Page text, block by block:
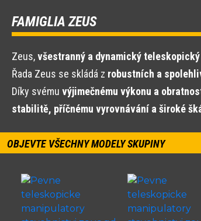
FAMIGLIA ZEUS
Zeus,všestranný a dynamický
Řada Zeus se skládá z robustních a
Díky svému výjimečnému výkonu a
stabilitě, příčnému vyrovnávání a široké
OBJEVTE VŠECHNY MODELY SKUPINY